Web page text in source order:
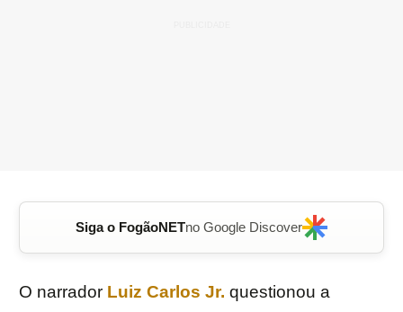
Siga o FogãoNETno Google Discover
O narrador Luiz Carlos Jr. questionou a